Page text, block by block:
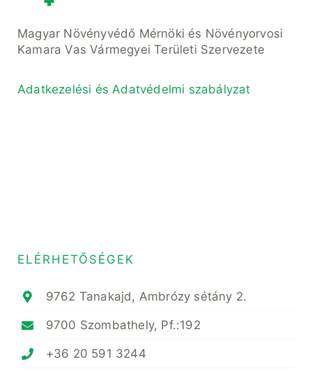
Magyar Növényvédő Mérnöki és Növényorvosi
Kamara Vas Vármegyei Területi Szervezete
Adatkezelési és Adatvédelmi szabályzat
ELÉRHETŐSÉGEK
9762 Tanakajd, Ambrózy sétány 2.
9700 Szombathely, Pf.:192
+36 20 591 3244